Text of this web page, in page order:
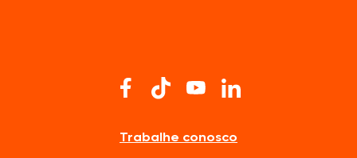
Trabalhe conosco